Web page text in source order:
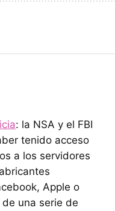
: la NSA y el FBI
tenido acceso
a los servidores
Apple o
una serie de